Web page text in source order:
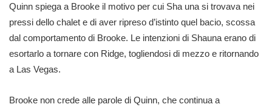
Quinn spiega a Brooke il motivo per cui Sha una si trovava nei
pressi dello chalet e di aver ripreso d’istinto quel bacio, scossa
dal comportamento di Brooke. Le intenzioni di Shauna erano di
esortarlo a tornare con Ridge, togliendosi di mezzo e ritornando
a Las Vegas.
Brooke non crede alle parole di Quinn, che continua a